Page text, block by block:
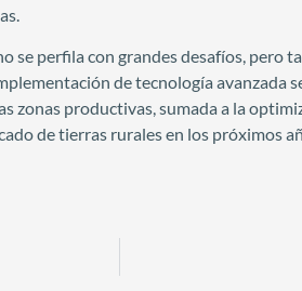
se perfila con grandes desafíos, pero
de tecnología avanzada
zonas productivas, sumada a la
de tierras rurales en los próximos